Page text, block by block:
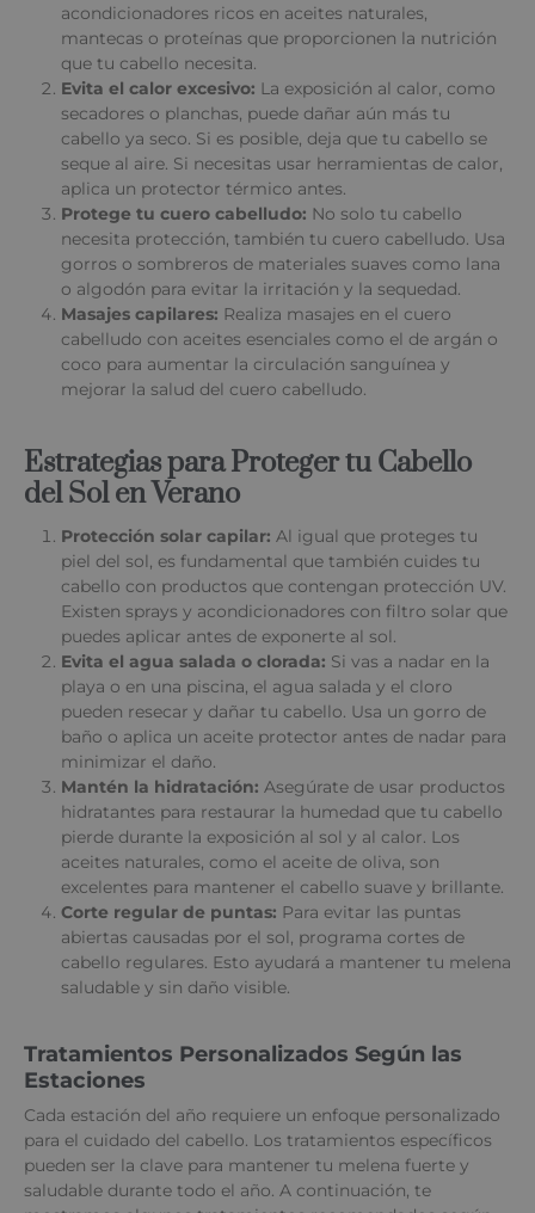
acondicionadores ricos en aceites naturales,
mantecas o proteínas que proporcionen la nutrición
que tu cabello necesita.
Evita el calor excesivo: La exposición al calor, como
secadores o planchas, puede dañar aún más tu
cabello ya seco. Si es posible, deja que tu cabello se
seque al aire. Si necesitas usar herramientas de calor,
aplica un protector térmico antes.
Protege tu cuero cabelludo: No solo tu cabello
necesita protección, también tu cuero cabelludo. Usa
gorros o sombreros de materiales suaves como lana
o algodón para evitar la irritación y la sequedad.
Masajes capilares: Realiza masajes en el cuero
cabelludo con aceites esenciales como el de argán o
coco para aumentar la circulación sanguínea y
mejorar la salud del cuero cabelludo.
Estrategias para Proteger tu Cabello
del Sol en Verano
Protección solar capilar: Al igual que proteges tu
piel del sol, es fundamental que también cuides tu
cabello con productos que contengan protección UV.
Existen sprays y acondicionadores con filtro solar que
puedes aplicar antes de exponerte al sol.
Evita el agua salada o clorada: Si vas a nadar en la
playa o en una piscina, el agua salada y el cloro
pueden resecar y dañar tu cabello. Usa un gorro de
baño o aplica un aceite protector antes de nadar para
minimizar el daño.
Mantén la hidratación: Asegúrate de usar productos
hidratantes para restaurar la humedad que tu cabello
pierde durante la exposición al sol y al calor. Los
aceites naturales, como el aceite de oliva, son
excelentes para mantener el cabello suave y brillante.
Corte regular de puntas: Para evitar las puntas
abiertas causadas por el sol, programa cortes de
cabello regulares. Esto ayudará a mantener tu melena
saludable y sin daño visible.
Tratamientos Personalizados Según las
Estaciones
Cada estación del año requiere un enfoque personalizado
para el cuidado del cabello. Los tratamientos específicos
pueden ser la clave para mantener tu melena fuerte y
saludable durante todo el año. A continuación, te